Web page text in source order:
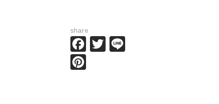
share
Facebook
Twitter